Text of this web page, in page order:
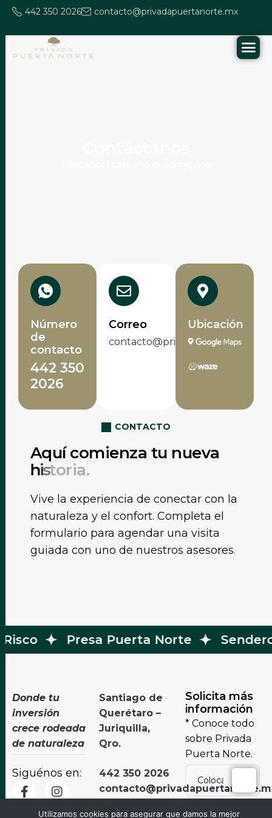
442 350 2026 contacto@privadapuertanorte.mx
Número
de
contacto
442 350
2026
Correo Ubicación
CONTACTO
Aquí comienza tu nueva
historia.
Vive la experiencia de conectar con la
naturaleza y el confort. Completa el
formulario para agendar una visita
guiada con uno de nuestros asesores.
Risco Presa Puerta Norte
Donde tu
inversión
crece rodeada
de naturaleza
Siguénos en:
Santiago de
Querétaro –
Juriquilla,
Qro.
442 350 2026
Solicita más
información
* Conoce todo
sobre Privada
Puerta Norte.
Alternative:
Utilizamos cookies para asegurar que damos la mejor